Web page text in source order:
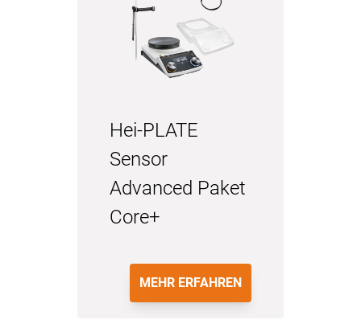
Hei-PLATE
Sensor
Advanced Paket
Core+
MEHR ERFAHREN